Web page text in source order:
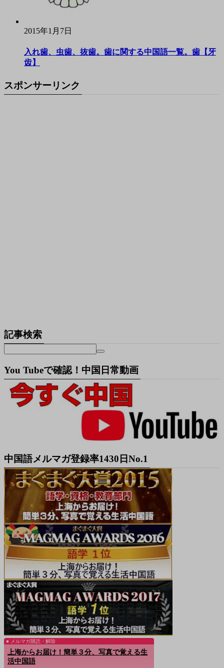
2015年1月7日
入れ歯、虫歯、抜歯。歯に関する中国語一覧。歯【牙
齿】
スポンサーリンク
記事検索
You Tubeで確認！中国日常動画
中国語メルマガ登録率1430日No.1
メルマガ購読・解除
上海からお届け！簡単３分、写真で覚える生
活中国語